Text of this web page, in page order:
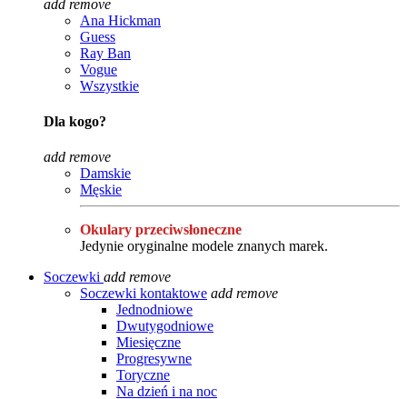
add remove
Ana Hickman
Guess
Ray Ban
Vogue
Wszystkie
Dla kogo?
add remove
Damskie
Męskie
Okulary przeciwsłoneczne
Jedynie oryginalne modele znanych marek.
Soczewki add remove
Soczewki kontaktowe add remove
Jednodniowe
Dwutygodniowe
Miesięczne
Progresywne
Toryczne
Na dzień i na noc